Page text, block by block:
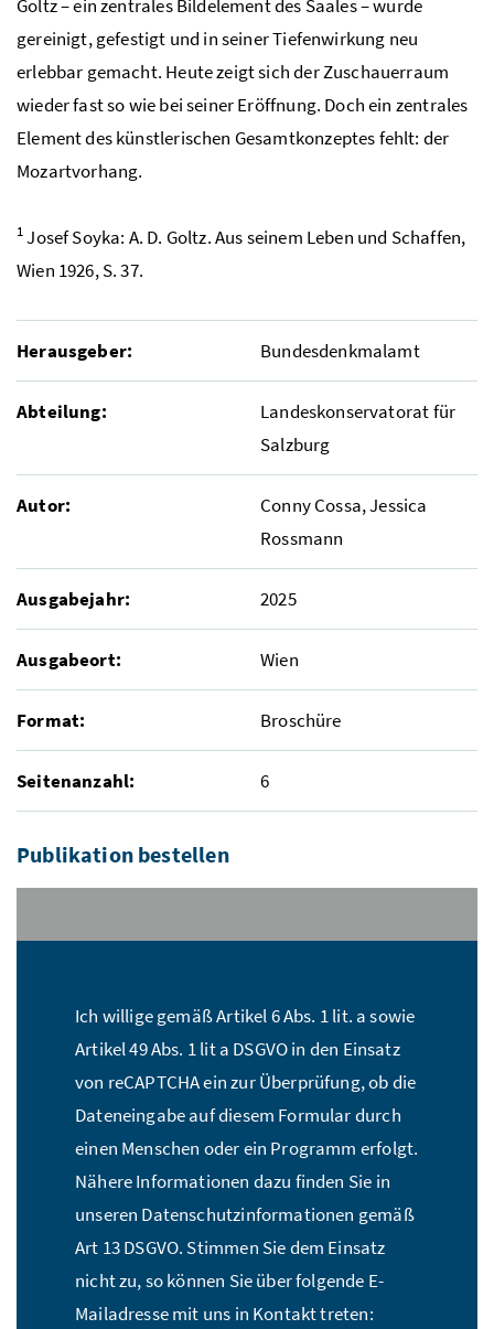
Goltz – ein zentrales Bildelement des Saales – wurde
gereinigt, gefestigt und in seiner Tiefenwirkung neu
erlebbar gemacht. Heute zeigt sich der Zuschauerraum
wieder fast so wie bei seiner Eröffnung. Doch ein zentrales
Element des künstlerischen Gesamtkonzeptes fehlt: der
Mozartvorhang.
1 Josef Soyka: A. D. Goltz. Aus seinem Leben und Schaffen,
Wien 1926, S. 37.
Herausgeber: Bundesdenkmalamt
Abteilung:
Landeskonservatorat für
Salzburg
Autor:
Conny Cossa, Jessica
Rossmann
Ausgabejahr: 2025
Ausgabeort: Wien
Format: Broschüre
Seitenanzahl: 6
Publikation bestellen
Ich willige gemäß Artikel 6 Abs. 1 lit. a sowie
Artikel 49 Abs. 1 lit a DSGVO in den Einsatz
von reCAPTCHA ein zur Überprüfung, ob die
Dateneingabe auf diesem Formular durch
einen Menschen oder ein Programm erfolgt.
Nähere Informationen dazu finden Sie in
unseren Datenschutzinformationen gemäß
Art 13 DSGVO. Stimmen Sie dem Einsatz
nicht zu, so können Sie über folgende E-
Mailadresse mit uns in Kontakt treten:
Name:*
E-Mail Adresse:*